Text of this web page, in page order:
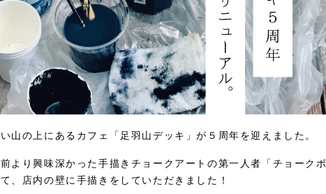
山の上にあるカフェ「足羽山デッキ」が５周年を迎えました。
より興味深かった手描きチョークアートの第一人者「チョークボ
、店内の壁に手描きをしていただきました！